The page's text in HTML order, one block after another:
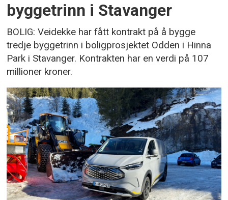
byggetrinn i Stavanger
BOLIG: Veidekke har fått kontrakt på å bygge
tredje byggetrinn i boligprosjektet Odden i Hinna
Park i Stavanger. Kontrakten har en verdi på 107
millioner kroner.